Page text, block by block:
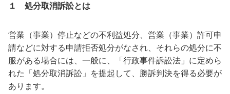
１ 処分取消訴訟とは
営業（事業）停止などの不利益処分、営業（事業）許可申
請などに対する申請拒否処分がなされ、それらの処分に不
服がある場合には、一般に、「行政事件訴訟法」に定めら
れた「処分取消訴訟」を提起して、勝訴判決を得る必要が
あります。